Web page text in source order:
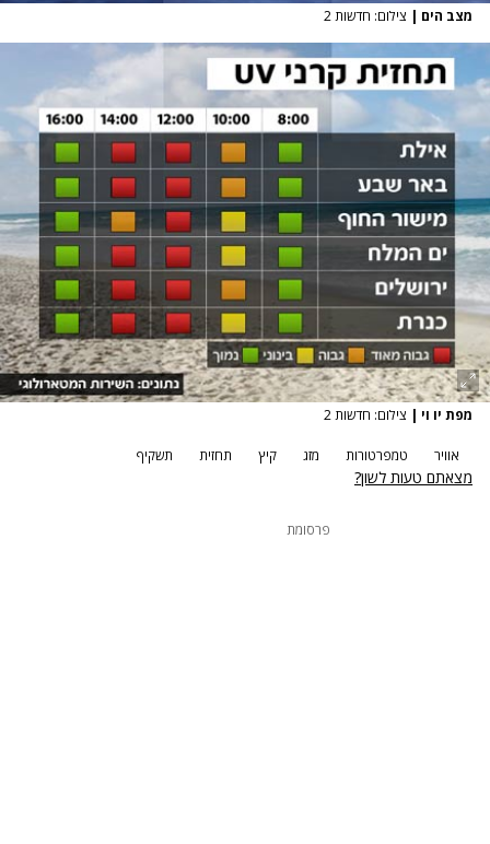
מצב הים | צילום: חדשות 2
מפת יו וי | צילום: חדשות 2
אוויר טמפרטורות מזג קיץ תחזית תשקיף
מצאתם טעות לשון?
פרסומת